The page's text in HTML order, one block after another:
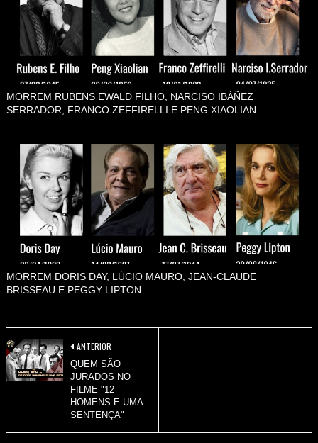
MORREM RUBENS EWALD FILHO, NARCISO IBÁÑEZ
SERRADOR, FRANCO ZEFFIRELLI E PENG XIAOLIAN
MORREM DORIS DAY, LÚCIO MAURO, JEAN-CLAUDE
BRISSEAU E PEGGY LIPTON
ANTERIOR
QUEM SÃO
JURADOS NO
FILME "12
HOMENS E UMA
SENTENÇA"